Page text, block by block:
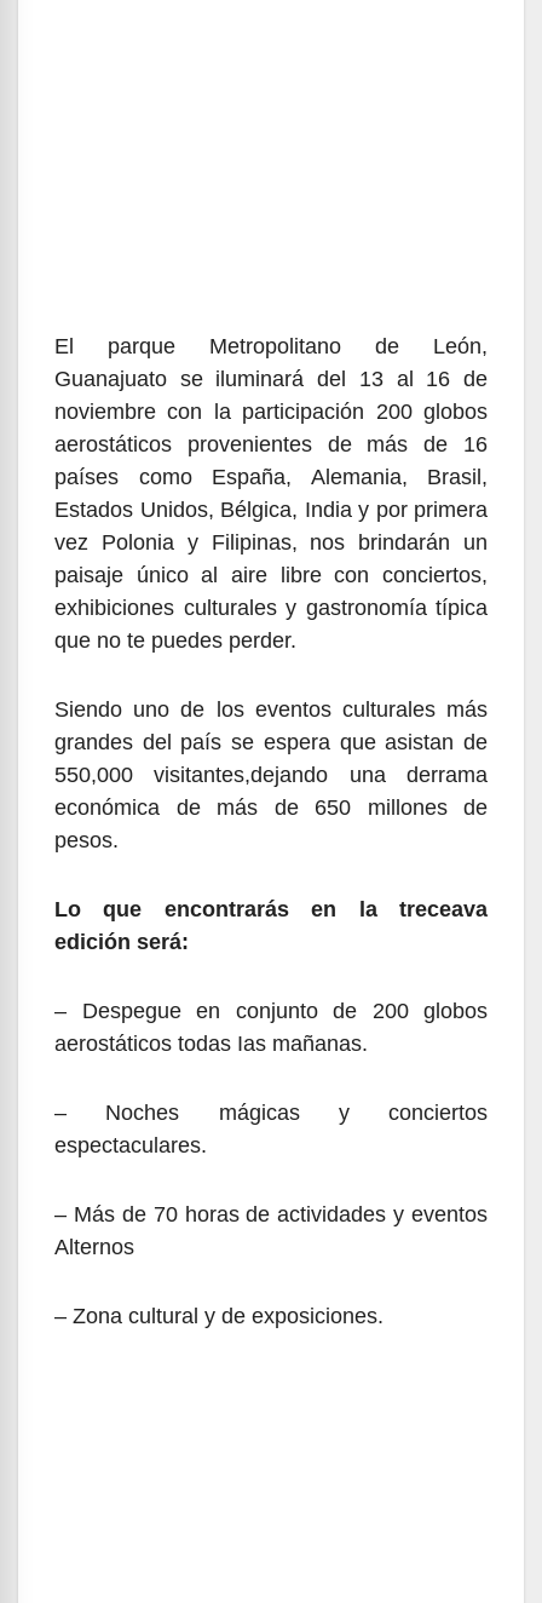
El parque Metropolitano de León,
Guanajuato se iluminará del 13 al 16 de
noviembre con la participación 200 globos
aerostáticos provenientes de más de 16
países como España, Alemania, Brasil,
Estados Unidos, Bélgica, India y por primera
vez Polonia y Filipinas, nos brindarán un
paisaje único al aire libre con conciertos,
exhibiciones culturales y gastronomía típica
que no te puedes perder.
Siendo uno de los eventos culturales más
grandes del país se espera que asistan de
550,000 visitantes,dejando una derrama
económica de más de 650 millones de
pesos.
Lo que encontrarás en la treceava
edición será:
– Despegue en conjunto de 200 globos
aerostáticos todas Ias mañanas.
– Noches mágicas y conciertos
espectaculares.
– Más de 70 horas de actividades y eventos
Alternos
– Zona cultural y de exposiciones.